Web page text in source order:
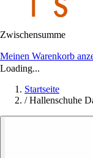
Zwischensumme
Meinen Warenkorb
Loading...
Startseite
/ Hallenschuhe